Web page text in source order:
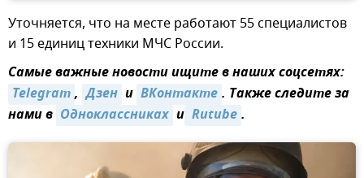
Уточняется, что на месте работают 55 специалистов
и 15 единиц техники МЧС России.
Самые важные новости ищите в наших соцсетях:
Telegram, Дзен и ВКонтакте. Также следите за
нами в Одноклассниках и Rutube.